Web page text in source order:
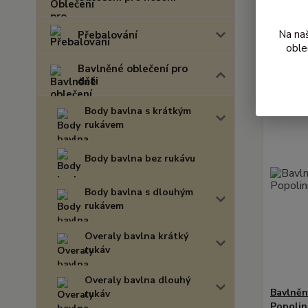
Přebalování
Bavlněné oblečení pro
děti
Body bavlna s krátkým
rukávem
Body bavlna bez rukávu
Body bavlna s dlouhým
rukávem
Overaly bavlna krátký
rukáv
Overaly bavlna dlouhý
rukáv
Na